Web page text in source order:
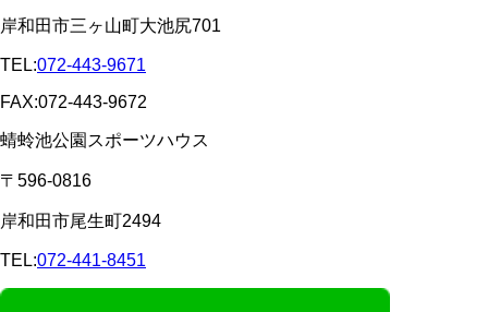
岸和田市三ヶ山町大池尻701
TEL:072-443-9671
FAX:072-443-9672
蜻蛉池公園スポーツハウス
〒596-0816
岸和田市尾生町2494
TEL:072-441-8451